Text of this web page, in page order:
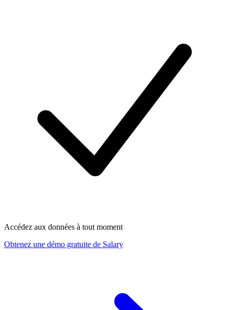
Accédez aux données à tout moment
Obtenez une démo gratuite de Salary